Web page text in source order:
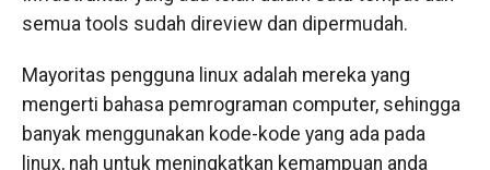
semua tools sudah direview dan dipermudah.
Mayoritas pengguna linux adalah mereka yang
mengerti bahasa pemrograman computer, sehingga
banyak menggunakan kode-kode yang ada pada
linux, nah untuk meningkatkan kemampuan anda